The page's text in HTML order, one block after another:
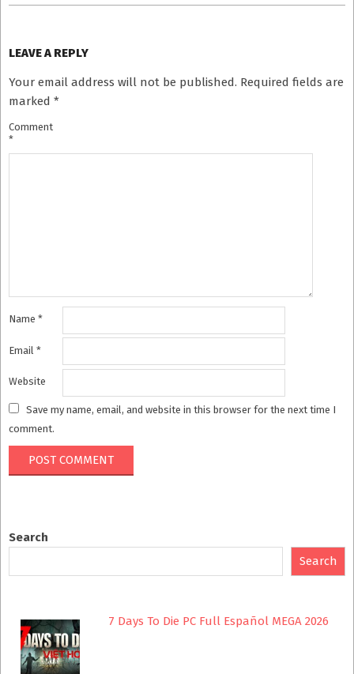
LEAVE A REPLY
Your email address will not be published. Required fields are
marked *
Comment
*
Name *
Email *
Website
Save my name, email, and website in this browser for the next time I
comment.
Search
Search
7 Days To Die PC Full Español MEGA 2026